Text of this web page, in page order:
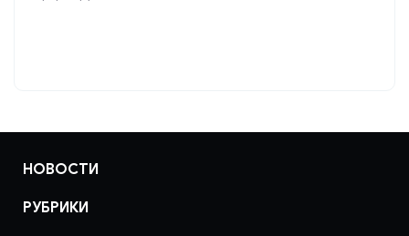
НОВОСТИ
РУБРИКИ